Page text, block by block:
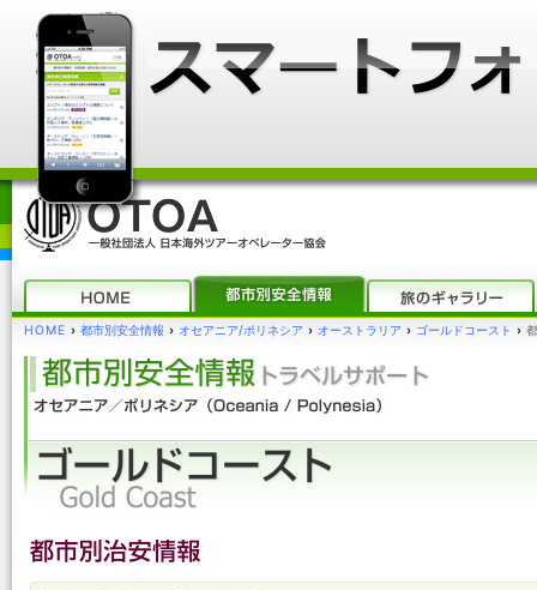
HOME › 都市別安全情報 › オセアニア/ポリネシア › オーストラリア › ゴールドコースト ›